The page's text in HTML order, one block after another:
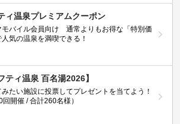
ィ温泉プレミアムクーポン
モバイル会員向け 通常よりもお得な「特別価
気の温泉を満喫できる！
ティ温泉 百名湯2026】
たい施設に投票してプレゼントを当てよう！
回開催 / 合計260名様）